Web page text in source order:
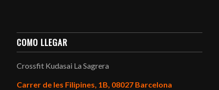
COMO LLEGAR
Crossfit Kudasai La Sagrera
Carrer de les Filipines, 1B, 08027 Barcelona